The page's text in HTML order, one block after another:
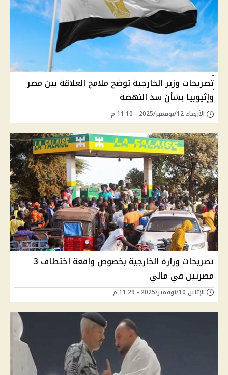
تصريحات وزير الخارجية توضح ملامح العلاقة بين مصر
وإثيوبيا بشأن سد النهضة
الأربعاء 12/نوفمبر/2025 - 11:10 م
تصريحات وزارة الخارجية بخصوص واقعة اختطاف 3
مصريين في مالي
الإثنين 10/نوفمبر/2025 - 11:29 م